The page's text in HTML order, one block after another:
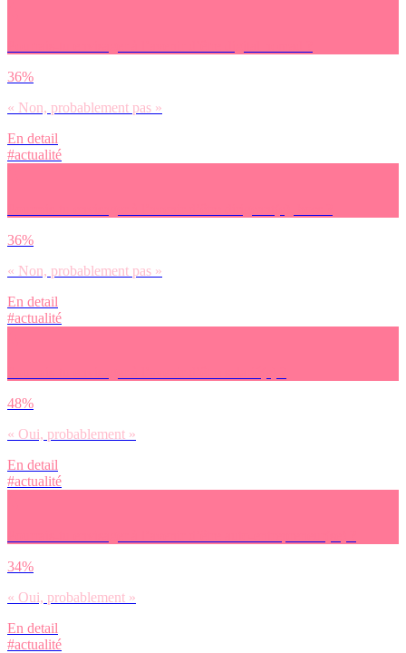
36%
« Non, probablement pas »
En detail
#actualité
36%
« Non, probablement pas »
En detail
#actualité
48%
« Oui, probablement »
En detail
#actualité
34%
« Oui, probablement »
En detail
#actualité